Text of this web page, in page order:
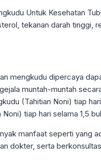
mengkudu dipercaya
muntah-muntah
(Tahitian Noni) tiap
tiap hari selama 1,5
manfaat seperti yang
dokter, serta